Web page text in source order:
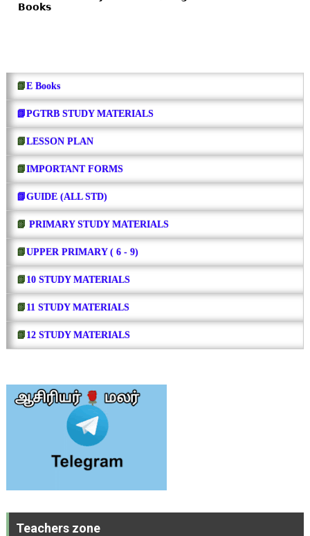
𝗕𝗼𝗼𝗸𝘀
📗E Books
📗PGTRB STUDY MATERIALS
📗LESSON PLAN
📗IMPORTANT FORMS
📗GUIDE (ALL STD)
📗 PRIMARY STUDY MATERIALS
📗UPPER PRIMARY ( 6 - 9)
📗 10 STUDY MATERIALS
📗 11 STUDY MATERIALS
📗 12 STUDY MATERIALS
Teachers zone